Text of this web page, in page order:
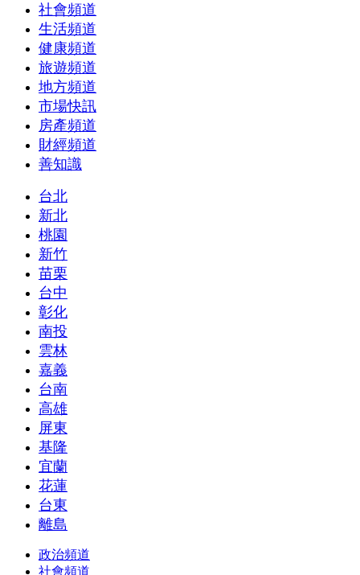
社會頻道
生活頻道
健康頻道
旅遊頻道
地方頻道
市場快訊
房產頻道
財經頻道
善知識
台北
新北
桃園
新竹
苗栗
台中
彰化
南投
雲林
嘉義
台南
高雄
屏東
基隆
宜蘭
花蓮
台東
離島
政治頻道
社會頻道